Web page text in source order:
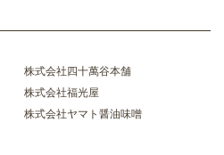
株式会社四十萬谷本舗
株式会社福光屋
株式会社ヤマト醤油味噌